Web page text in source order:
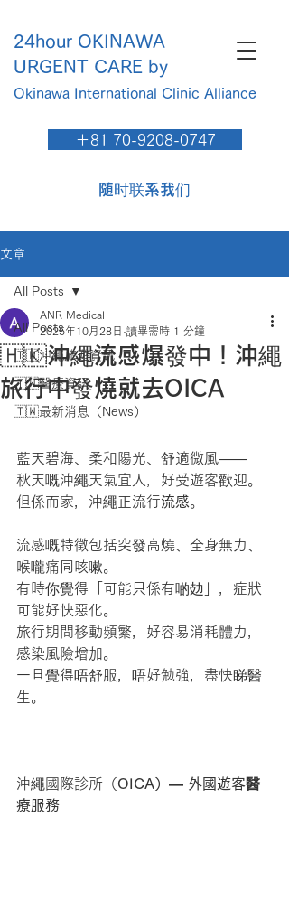
24hour OKINAWA
URGENT CARE by
Okinawa International Clinic​ Alliance
＋81 70-9208-0747
随时联系我们
文章
All Posts
🇹🇼沖繩旅遊資訊
🇹🇼醫療資訊
🇹🇼最新消息（News）
All Posts
🇭🇰沖繩流感爆發中！沖繩
旅行中發燒就去OICA
ANR Medical
2025年10月28日 讀畢需時 1 分鐘
藍天碧海、柔和陽光、舒適微風——
秋天嘅沖繩天氣宜人，好受遊客歡迎。
但係而家，沖繩正流行流感。
流感嘅特徵包括突發高燒、全身無力、
喉嚨痛同咳嗽。
有時你覺得「可能只係有啲攰」，症狀
可能好快惡化。
旅行期間移動頻繁，好容易消耗體力，
感染風險增加。
一旦覺得唔舒服，唔好勉強，盡快睇醫
生。
沖繩國際診所（OICA）— 外國遊客醫
療服務